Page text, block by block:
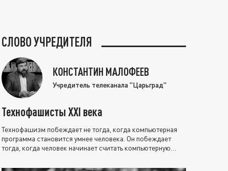
СЛОВО УЧРЕДИТЕЛЯ
КОНСТАНТИН МАЛОФЕЕВ
Учредитель телеканала "Царьград"
Технофашисты XXI века
Технофашизм побеждает не тогда, когда компьютерная
программа становится умнее человека. Он побеждает
тогда, когда человек начинает считать компьютерную